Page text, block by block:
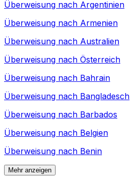
Überweisung nach Argentinien
Überweisung nach Armenien
Überweisung nach Australien
Überweisung nach Österreich
Überweisung nach Bahrain
Überweisung nach Bangladesch
Überweisung nach Barbados
Überweisung nach Belgien
Überweisung nach Benin
Mehr anzeigen